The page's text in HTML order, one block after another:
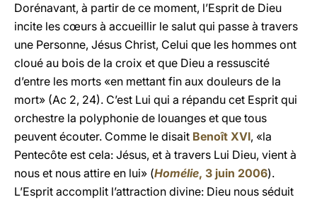
Dorénavant, à partir de ce moment, l’Esprit de Dieu
incite les cœurs à accueillir le salut qui passe à travers
une Personne, Jésus Christ, Celui que les hommes ont
cloué au bois de la croix et que Dieu a ressuscité
d’entre les morts «en mettant fin aux douleurs de la
mort» (Ac 2, 24). C’est Lui qui a répandu cet Esprit qui
orchestre la polyphonie de louanges et que tous
peuvent écouter. Comme le disait Benoît XVI, «la
Pentecôte est cela: Jésus, et à travers Lui Dieu, vient à
nous et nous attire en lui» (Homélie, 3 juin 2006).
L’Esprit accomplit l’attraction divine: Dieu nous séduit